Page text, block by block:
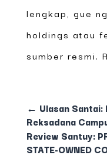
lengkap, gue
holdings atau
sumber resmi.
← Ulasan Santai:
Reksadana
Review Santuy:
STATE-OWNED